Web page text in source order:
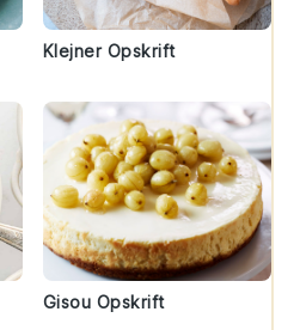
Klejner Opskrift
Gisou Opskrift